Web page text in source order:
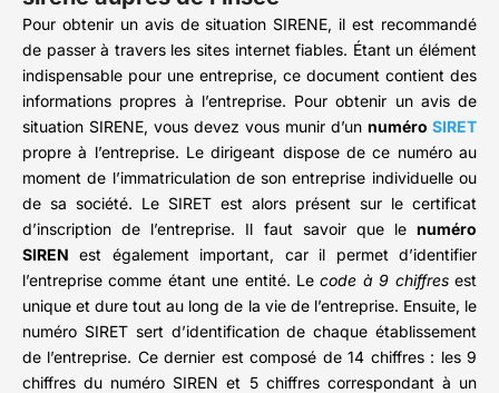
Pour obtenir un avis de situation SIRENE, il est recommandé
de passer à travers les sites internet fiables. Étant un élément
indispensable pour une entreprise, ce document contient des
informations propres à l’entreprise. Pour obtenir un avis de
situation SIRENE, vous devez vous munir d’un numéro SIRET
propre à l’entreprise. Le dirigeant dispose de ce numéro au
moment de l’immatriculation de son entreprise individuelle ou
de sa société. Le SIRET est alors présent sur le certificat
d’inscription de l’entreprise. Il faut savoir que le numéro
SIREN est également important, car il permet d’identifier
l’entreprise comme étant une entité. Lecode à 9 chiffresest
unique et dure tout au long de la vie de l’entreprise. Ensuite, le
numéro SIRET sert d’identification de chaque établissement
de l’entreprise. Ce dernier est composé de 14 chiffres : les 9
chiffres du numéro SIREN et 5 chiffres correspondant à un